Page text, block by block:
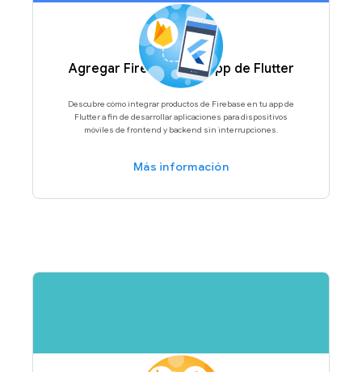
Agregar Firebase a tu app de Flutter
Descubre cómo integrar productos de Firebase en tu app de
Flutter a fin de desarrollar aplicaciones para dispositivos
móviles de frontend y backend sin interrupciones.
Más información